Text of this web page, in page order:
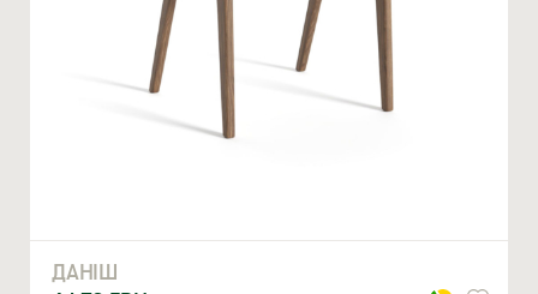
ДАНІШ
Ми відкриті для співпраці з компаніями, які займаються
облаштуванням житлової та комерційної нерухомості
НОМЕР ТЕЛЕФОНУ *